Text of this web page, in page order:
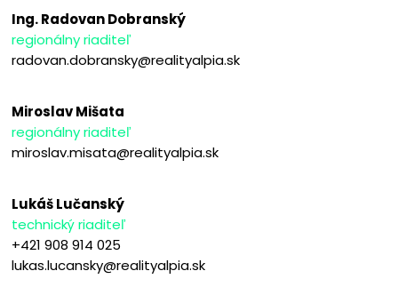
Ing. Radovan Dobranský
regionálny riaditeľ
radovan.dobransky@realityalpia.sk
Miroslav Mišata
regionálny riaditeľ
miroslav.misata@realityalpia.sk
Lukáš Lučanský
technický riaditeľ
+421 908 914 025
lukas.lucansky@realityalpia.sk